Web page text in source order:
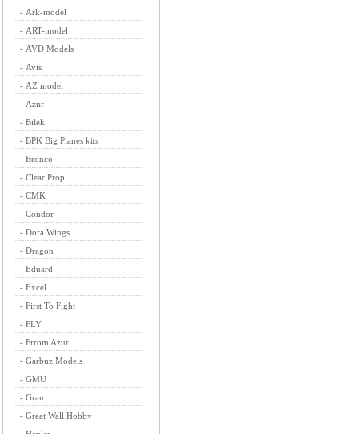
- Ark-model
- ART-model
- AVD Models
- Avis
- AZ model
- Azur
- Bilek
- BPK Big Planes kits
- Bronco
- Clear Prop
- CMK
- Condor
- Dora Wings
- Dragon
- Eduard
- Excel
- First To Fight
- FLY
- Frrom Azur
- Garbuz Models
- GMU
- Gran
- Great Wall Hobby